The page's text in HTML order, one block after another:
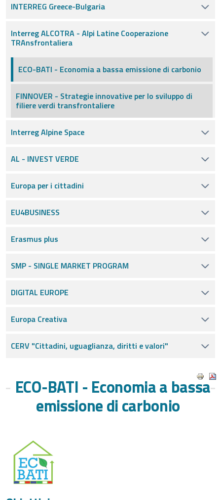
INTERREG Greece-Bulgaria
Interreg ALCOTRA - Alpi Latine Cooperazione
TRAnsfrontaliera
ECO-BATI - Economia a bassa emissione di carbonio
FINNOVER - Strategie innovative per lo sviluppo di
filiere verdi transfrontaliere
Interreg Alpine Space
AL - INVEST VERDE
Europa per i cittadini
EU4BUSINESS
Erasmus plus
SMP - SINGLE MARKET PROGRAM
DIGITAL EUROPE
Europa Creativa
CERV "Cittadini, uguaglianza, diritti e valori"
ECO-BATI - Economia a bassa
emissione di carbonio